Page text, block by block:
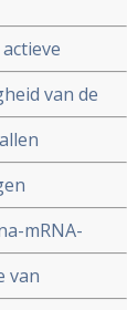
bij
van de
op 73
mRNA-
van
infectie.